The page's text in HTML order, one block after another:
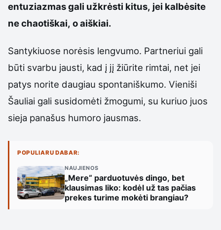
entuziazmas gali užkrėsti kitus, jei kalbėsite
ne chaotiškai, o aiškiai.
Santykiuose norėsis lengvumo. Partneriui gali
būti svarbu jausti, kad į jį žiūrite rimtai, net jei
patys norite daugiau spontaniškumo. Vieniši
Šauliai gali susidomėti žmogumi, su kuriuo juos
sieja panašus humoro jausmas.
POPULIARU DABAR:
NAUJIENOS
„Mere“ parduotuvės dingo, bet
klausimas liko: kodėl už tas pačias
prekes turime mokėti brangiau?